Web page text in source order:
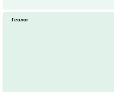
Геолог